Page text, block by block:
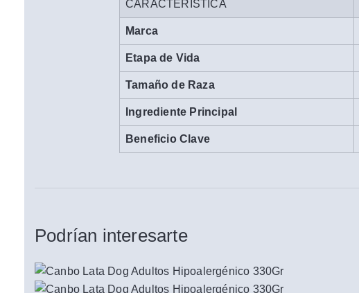
CARACTERÍSTICA
Marca
Etapa de Vida
Tamaño de Raza
Ingrediente Principal
Beneficio Clave
Podrían interesarte